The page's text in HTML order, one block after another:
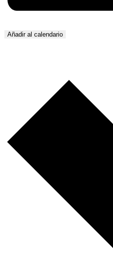
Añadir al calendario